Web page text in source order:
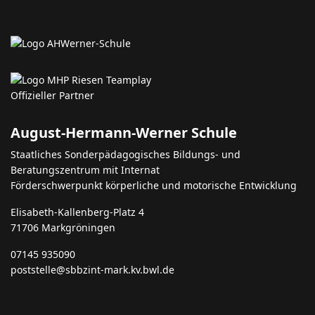
August-Hermann-Werner Schule
Staatliches Sonderpädagogisches Bildungs- und
Beratungszentrum mit Internat
Förderschwerpunkt körperliche und motorische Entwicklung
Elisabeth-Kallenberg-Platz 4
71706 Markgröningen
07145 935090
poststelle@sbbzint-mark.kv.bwl.de